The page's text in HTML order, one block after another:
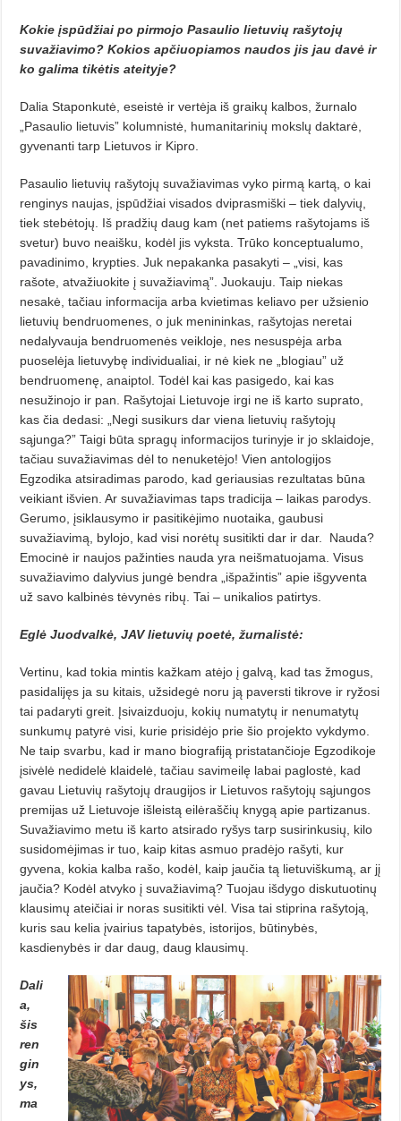
Kokie įspūdžiai po pirmojo Pasaulio lietuvių rašytojų
suvažiavimo? Kokios apčiuopiamos naudos jis jau davė ir
ko galima tikėtis ateityje?
Dalia Staponkutė, eseistė ir vertėja iš graikų kalbos, žurnalo
„Pasaulio lietuvis” kolumnistė, humanitarinių mokslų daktarė,
gyvenanti tarp Lietuvos ir Kipro.
Pasaulio lietuvių rašytojų suvažiavimas vyko pirmą kartą, o kai
renginys naujas, įspūdžiai visados dviprasmiški – tiek dalyvių,
tiek stebėtojų. Iš pradžių daug kam (net patiems rašytojams iš
svetur) buvo neaišku, kodėl jis vyksta. Trūko konceptualumo,
pavadinimo, krypties. Juk nepakanka pasakyti – „visi, kas
rašote, atvažiuokite į suvažiavimą”. Juokauju. Taip niekas
nesakė, tačiau informacija arba kvietimas keliavo per užsienio
lietuvių bendruomenes, o juk menininkas, rašytojas neretai
nedalyvauja bendruomenės veikloje, nes nesuspėja arba
puoselėja lietuvybę individualiai, ir nė kiek ne „blogiau” už
bendruomenę, anaiptol. Todėl kai kas pasigedo, kai kas
nesužinojo ir pan. Rašytojai Lietuvoje irgi ne iš karto suprato,
kas čia dedasi: „Negi susikurs dar viena lietuvių rašytojų
sąjunga?” Taigi būta spragų informacijos turinyje ir jo sklaidoje,
tačiau suvažiavimas dėl to nenuketėjo! Vien antologijos
Egzodika atsiradimas parodo, kad geriausias rezultatas būna
veikiant išvien. Ar suvažiavimas taps tradicija – laikas parodys.
Gerumo, įsiklausymo ir pasitikėjimo nuotaika, gaubusi
suvažiavimą, bylojo, kad visi norėtų susitikti dar ir dar.
Nauda?
Emocinė ir naujos pažinties nauda yra neišmatuojama. Visus
suvažiavimo dalyvius jungė bendra „išpažintis” apie išgyventa
už savo kalbinės tėvynės ribų. Tai – unikalios patirtys.
Eglė Juodvalkė, JAV lietuvių poetė, žurnalistė:
Vertinu, kad tokia mintis kažkam atėjo į galvą, kad tas žmogus,
pasidalijęs ja su kitais, užsidegė noru ją paversti tikrove ir ryžosi
tai padaryti greit. Įsivaizduoju, kokių numatytų ir nenumatytų
sunkumų patyrė visi, kurie prisidėjo prie šio projekto vykdymo.
Ne taip svarbu, kad ir mano biografiją pristatančioje Egzodikoje
įsivėlė nedidelė klaidelė, tačiau savimeilę labai paglostė, kad
gavau Lietuvių rašytojų draugijos ir Lietuvos rašytojų sąjungos
premijas už Lietuvoje išleistą eilėraščių knygą apie partizanus.
Suvažiavimo metu iš karto atsirado ryšys tarp susirinkusių, kilo
susidomėjimas ir tuo, kaip kitas asmuo pradėjo rašyti, kur
gyvena, kokia kalba rašo, kodėl, kaip jaučia tą lietuviškumą, ar jį
jaučia? Kodėl atvyko į suvažiavimą? Tuojau išdygo diskutuotinų
klausimų ateičiai ir noras susitikti vėl. Visa tai stiprina rašytoją,
kuris sau kelia įvairius tapatybės, istorijos, būtinybės,
kasdienybės ir dar daug, daug klausimų.
Dali
a,
šis
ren
gin
ys,
ma